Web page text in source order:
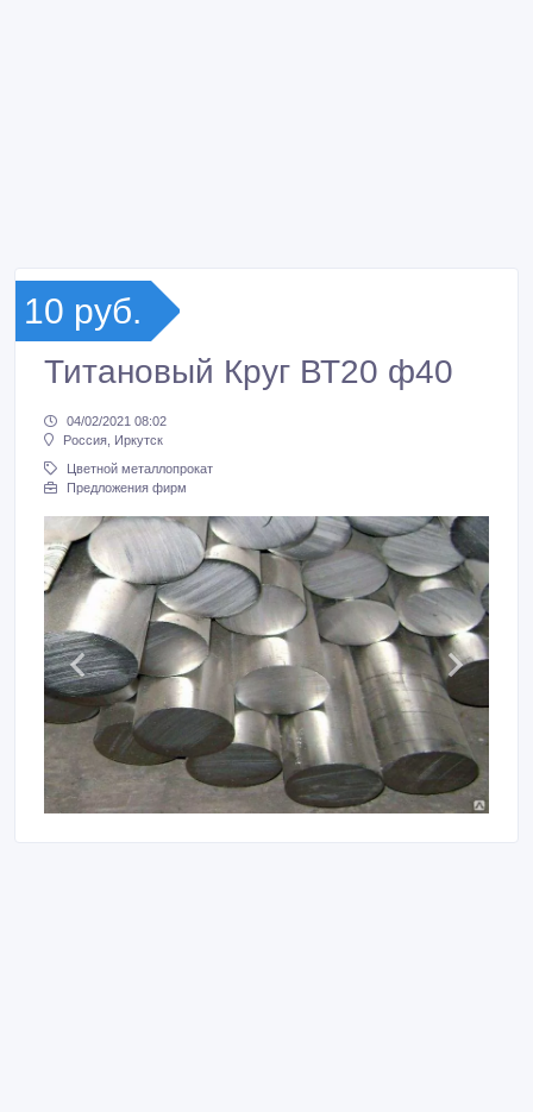
10 руб.
Титановый Круг ВТ20 ф40
04/02/2021 08:02
Россия, Иркутск
Цветной металлопрокат
Предложения фирм